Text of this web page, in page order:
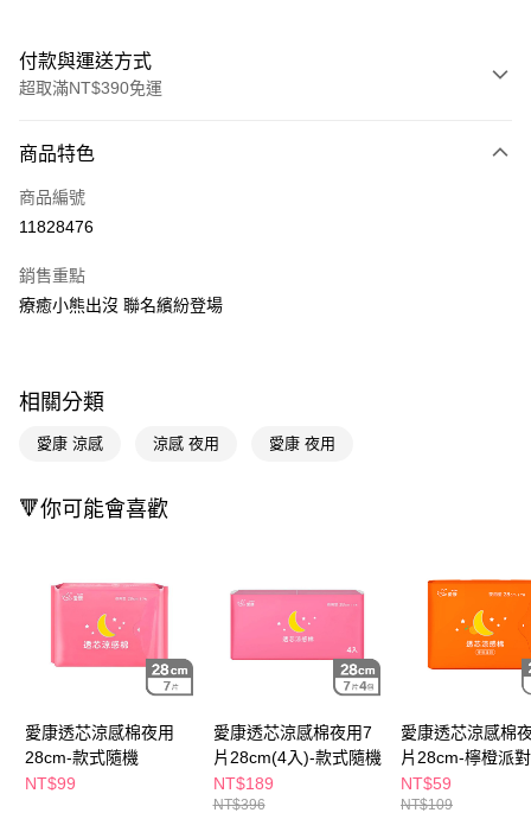
付款與運送方式
超取滿NT$390免運
POYA支付
信用卡一次付款
LINE Pay
街口支付
AFTEE先享後付
AFTEE先享後付是「在收到商品之後才付款」的支付方式。 讓您購物簡單
便利好安心！
１．簡單：不需註冊會員、不需綁卡、不需儲值。
２．便利：只要手機號碼，簡訊認證，即可結帳。
３．安心：先確認商品／服務後，再付款。
【「AFTEE先享後付」結帳流程】
１．於結帳方式選擇「AFTEE先享後付」後，將跳轉至「AFTEE先享後付」
結帳頁面，進行簡訊認證並確認金額後，即可完成結帳。
２．訂單成立數日內，您將收到繳費通知簡訊。
３．收到繳費通知簡訊後14天內，點擊此簡訊中的連結，可透過四大超商／
即享券
運送方式
每筆NT$65，滿NT$390(含以上)免運費
付款後全家取貨
每筆NT$65，滿NT$390(含以上)免運費
商品特色
商品編號
11828476
銷售重點
療癒小熊出沒 聯名繽紛登場
相關分類
愛康 涼感 涼感 夜用 愛康 夜用
🔻你可能會喜歡
愛康透芯涼感棉夜用
28cm-款式隨機
NT$99
愛康透芯涼感棉夜用7
片28cm(4入)-款式隨機
NT$189
NT$396
愛康透芯涼感棉
片28cm-檸橙派對
NT$59
NT$109